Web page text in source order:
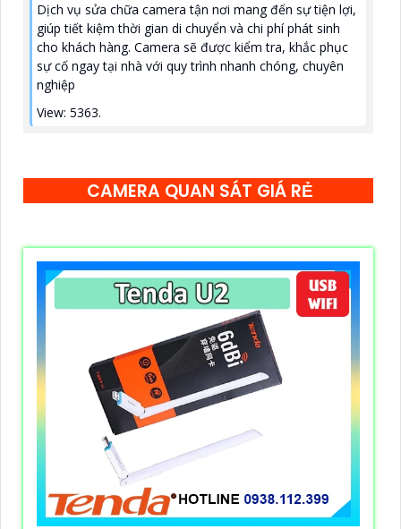
Dịch vụ sửa chữa camera tận nơi mang đến sự tiện lợi,
giúp tiết kiệm thời gian di chuyển và chi phí phát sinh
cho khách hàng. Camera sẽ được kiểm tra, khắc phục
sự cố ngay tại nhà với quy trình nhanh chóng, chuyên
nghiệp
View: 5363.
CAMERA QUAN SÁT GIÁ RẺ